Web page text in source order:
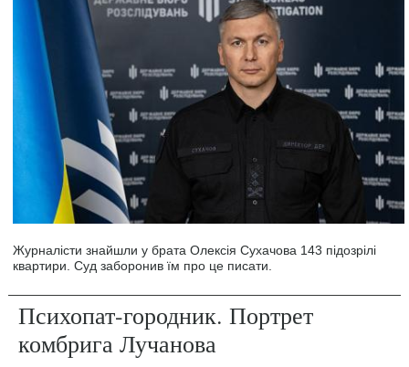
Журналісти знайшли у брата Олексія Сухачова 143 підозрілі
квартири. Суд заборонив їм про це писати.
Психопат-городник. Портрет
комбрига Лучанова